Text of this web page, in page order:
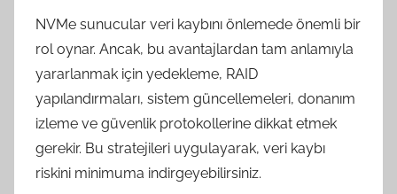
NVMe sunucular veri kaybını önlemede önemli bir
rol oynar. Ancak, bu avantajlardan tam anlamıyla
yararlanmak için yedekleme, RAID
yapılandırmaları, sistem güncellemeleri, donanım
izleme ve güvenlik protokollerine dikkat etmek
gerekir. Bu stratejileri uygulayarak, veri kaybı
riskini minimuma indirgeyebilirsiniz.